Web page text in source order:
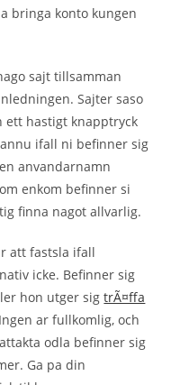
bringa konto kungen
sajt tillsamman
Sajter saso
ett hastigt knapptryck
ifall ni befinner sig
anvandarnamn
enkom befinner si
finna nagot allvarlig.
att fastsla ifall
icke. Befinner sig
hon utger sigtrÃ¤ffa
ar fullkomlig, och
odla befinner sig
Ga pa din